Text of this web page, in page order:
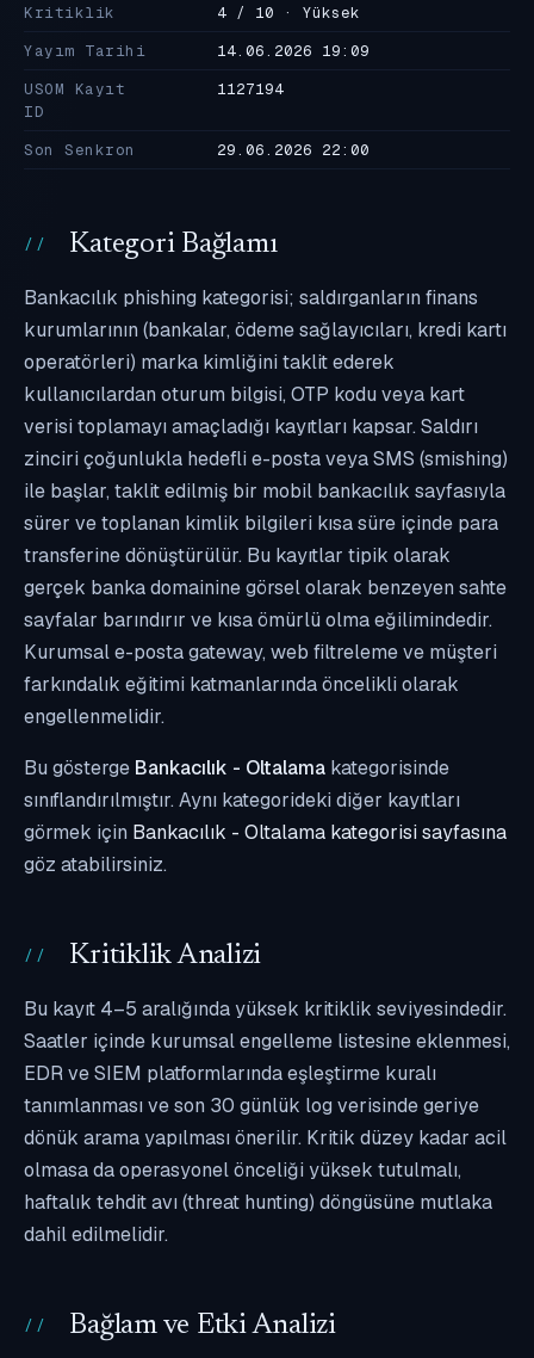
Kritiklik
4 / 10 · Yüksek
Yayım Tarihi
14.06.2026 19:09
USOM Kayıt
ID
1127194
Son Senkron 29.06.2026 22:00
Kategori Bağlamı
Bankacılık phishing kategorisi; saldırganların finans
kurumlarının (bankalar, ödeme sağlayıcıları, kredi kartı
operatörleri) marka kimliğini taklit ederek
kullanıcılardan oturum bilgisi, OTP kodu veya kart
verisi toplamayı amaçladığı kayıtları kapsar. Saldırı
zinciri çoğunlukla hedefli e-posta veya SMS (smishing)
ile başlar, taklit edilmiş bir mobil bankacılık sayfasıyla
sürer ve toplanan kimlik bilgileri kısa süre içinde para
transferine dönüştürülür. Bu kayıtlar tipik olarak
gerçek banka domainine görsel olarak benzeyen sahte
sayfalar barındırır ve kısa ömürlü olma eğilimindedir.
Kurumsal e-posta gateway, web filtreleme ve müşteri
farkındalık eğitimi katmanlarında öncelikli olarak
engellenmelidir.
Bu gösterge Bankacılık - Oltalama kategorisinde
sınıflandırılmıştır. Aynı kategorideki diğer kayıtları
görmek için Bankacılık - Oltalama kategorisi sayfasına
göz atabilirsiniz.
Kritiklik Analizi
Bu kayıt 4–5 aralığında yüksek kritiklik seviyesindedir.
Saatler içinde kurumsal engelleme listesine eklenmesi,
EDR ve SIEM platformlarında eşleştirme kuralı
tanımlanması ve son 30 günlük log verisinde geriye
dönük arama yapılması önerilir. Kritik düzey kadar acil
olmasa da operasyonel önceliği yüksek tutulmalı,
haftalık tehdit avı (threat hunting) döngüsüne mutlaka
dahil edilmelidir.
Bağlam ve Etki Analizi